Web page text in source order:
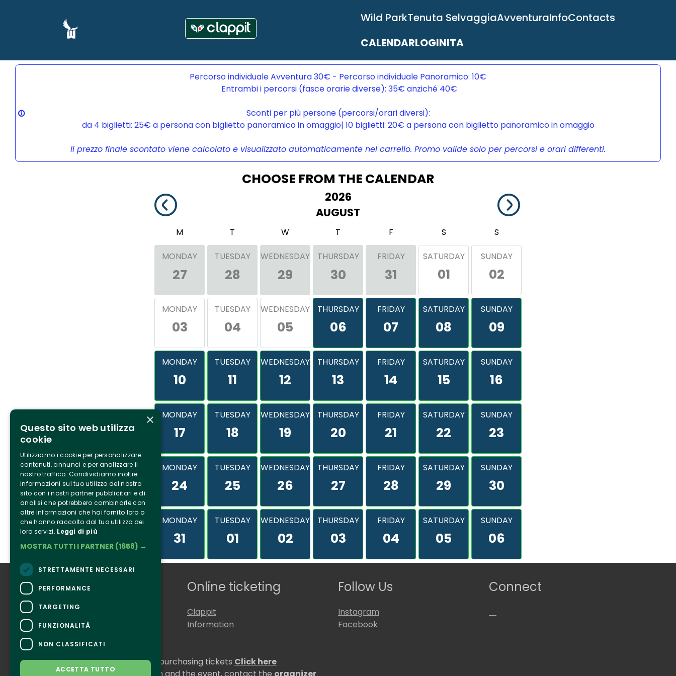
Wild ParkTenuta SelvaggiaAvventuraInfoContacts
CALENDARLOGINITA
Percorso individuale Avventura 30€ - Percorso individuale Panoramico: 10€
Entrambi i percorsi (fasce orarie diverse): 35€ anziché 40€
Sconti per più persone (percorsi/orari diversi):
da 4 biglietti: 25€ a persona con biglietto panoramico in omaggio| 10 biglietti: 20€ a persona con biglietto panoramico in omaggio
Il prezzo finale scontato viene calcolato e visualizzato automaticamente nel carrello. Promo valide solo per percorsi e orari differenti.
CHOOSE FROM THE CALENDAR
2026
AUGUST
M T W T F S S
MONDAY
27
TUESDAY
28
WEDNESDAY
29
THURSDAY
30
FRIDAY
31
SATURDAY
01
SUNDAY
02
MONDAY
03
TUESDAY
04
WEDNESDAY
05
THURSDAY
06
FRIDAY
07
SATURDAY
08
SUNDAY
09
MONDAY
10
TUESDAY
11
WEDNESDAY
12
THURSDAY
13
FRIDAY
14
SATURDAY
15
SUNDAY
16
MONDAY
17
TUESDAY
18
WEDNESDAY
19
THURSDAY
20
FRIDAY
21
SATURDAY
22
SUNDAY
23
MONDAY
24
TUESDAY
25
WEDNESDAY
26
THURSDAY
27
FRIDAY
28
SATURDAY
29
SUNDAY
30
MONDAY
31
TUESDAY
01
WEDNESDAY
02
THURSDAY
03
FRIDAY
04
SATURDAY
05
SUNDAY
06
Who we are
Tenuta Selvaggia
Contacts
Online ticketing
Clappit
Information
Follow Us
Instagram
Facebook
Connect
CONTACTS
For information and support in purchasing tickets Click here
×
Questo sito web utilizza
cookie
Utilizziamo i cookie per personalizzare
contenuti, annunci e per analizzare il
nostro traffico. Condividiamo inoltre
informazioni sul tuo utilizzo del nostro
sito con i nostri partner pubblicitari e di
analisi che potrebbero combinarle con
altre informazioni che hai fornito loro o
che hanno raccolto dal tuo utilizzo dei
loro servizi. Leggi di più
MOSTRA TUTTI I PARTNER (1658) →
STRETTAMENTE NECESSARI
PERFORMANCE
TARGETING
FUNZIONALITÀ
NON CLASSIFICATI
ACCETTA TUTTO